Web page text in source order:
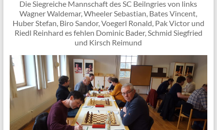
Die Siegreiche Mannschaft des SC Beilngries von links
Wagner Waldemar, Wheeler Sebastian, Bates Vincent,
Huber Stefan, Biro Sandor, Voegerl Ronald, Pak Victor und
Riedl Reinhard es fehlen Dominic Bader, Schmid Siegfried
und Kirsch Reimund